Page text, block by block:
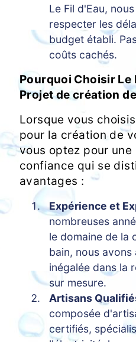
Le Fil d'Eau,
respecter les
budget établi.
coûts cachés.
Pourquoi Choisir Le
Projet de création
Lorsque vous
pour la création de
vous optez pour
confiance qui se
avantages :
Expérience et
nombreuses
le domaine de la
bain, nous
inégalée dans la
sur mesure.
Artisans
composée
certifiés,